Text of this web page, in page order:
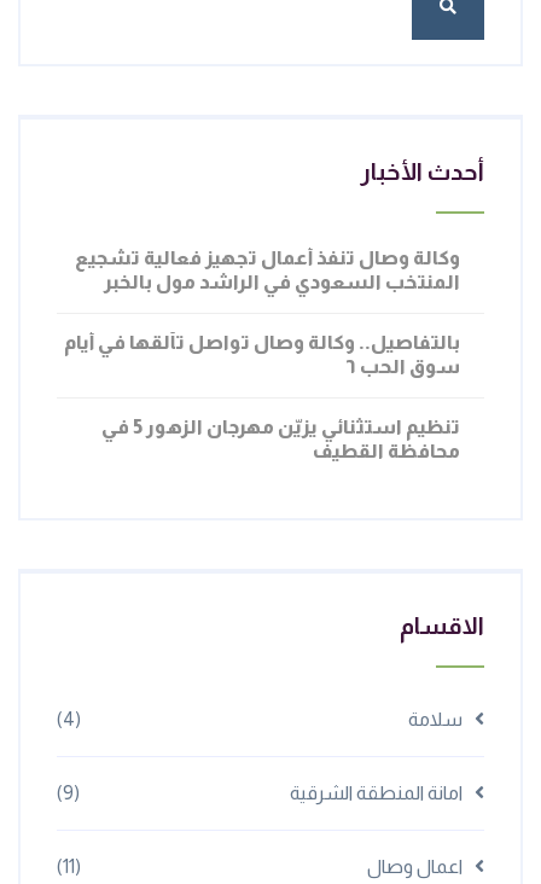
أحدث الأخبار
وكالة وصال تنفذ أعمال تجهيز فعالية تشجيع
المنتخب السعودي في الراشد مول بالخبر
بالتفاصيل.. وكالة وصال تواصل تألقها في أيام
سوق الحب ٦
تنظيم استثنائي يزيّن مهرجان الزهور 5 في
محافظة القطيف
الاقسام
سلامة (4)
امانة المنطقة الشرقية (9)
اعمال وصال (11)